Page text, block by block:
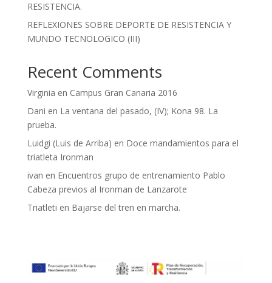
RESISTENCIA.
REFLEXIONES SOBRE DEPORTE DE RESISTENCIA Y
MUNDO TECNOLOGICO (III)
Recent Comments
Virginia en Campus Gran Canaria 2016
Dani en La ventana del pasado, (IV); Kona 98. La
prueba.
Luidgi (Luis de Arriba) en Doce mandamientos para el
triatleta Ironman
ivan en Encuentros grupo de entrenamiento Pablo
Cabeza previos al Ironman de Lanzarote
Triatleti en Bajarse del tren en marcha.